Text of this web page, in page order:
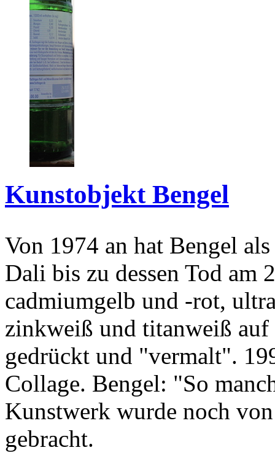
Kunstobjekt Bengel
Von 1974 an hat Bengel
Dali bis zu dessen Tod am
cadmiumgelb und -rot,
zinkweiß und titanweiß
gedrückt und "vermalt".
Collage. Bengel: "So
Kunstwerk wurde noch
gebracht.